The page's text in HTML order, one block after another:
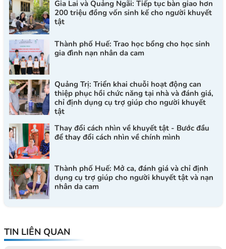
Gia Lai và Quảng Ngãi: Tiếp tục bàn giao hơn
200 triệu đồng vốn sinh kế cho người khuyết
tật
Thành phố Huế: Trao học bổng cho học sinh
gia đình nạn nhân da cam
Quảng Trị: Triển khai chuỗi hoạt động can
thiệp phục hồi chức năng tại nhà và đánh giá,
chỉ định dụng cụ trợ giúp cho người khuyết
tật
Thay đổi cách nhìn về khuyết tật - Bước đầu
để thay đổi cách nhìn về chính mình
Thành phố Huế: Mở ca, đánh giá và chỉ định
dụng cụ trợ giúp cho người khuyết tật và nạn
nhân da cam
TIN LIÊN QUAN